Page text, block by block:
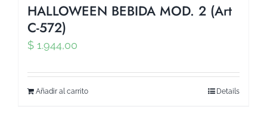
HALLOWEEN BEBIDA MOD. 2 (Art
C-572)
$ 1.944,00
Añadir al carrito Details